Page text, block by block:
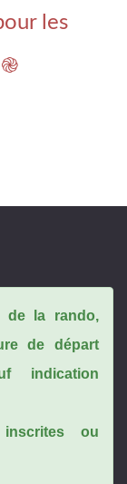
les
֎
de la rando,
de départ
indication
ou